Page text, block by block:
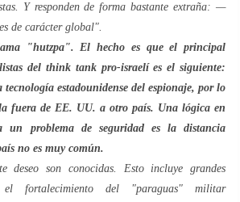
Y responden de forma bastante extraña: —
de carácter global".
"hutzpa". El hecho es que el principal
del think tank pro-israelí es el siguiente:
tecnología estadounidense del espionaje, por lo
fuera de EE. UU. a otro país. Una lógica en
problema de seguridad es la distancia
no es muy común.
deseo son conocidas. Esto incluye grandes
fortalecimiento del "paraguas" militar